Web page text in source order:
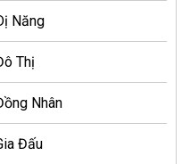
Năng
Thị
Nhân
Đấu